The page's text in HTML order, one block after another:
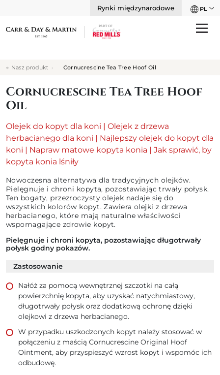
Rynki międzynarodowe PL
Nasz produkt Cornucrescine Tea Tree Hoof Oil
Cornucrescine Tea Tree Hoof
Oil
Olejek do kopyt dla koni | Olejek z drzewa
herbacianego dla koni | Najlepszy olejek do kopyt dla
koni | Napraw matowe kopyta konia | Jak sprawić, by
kopyta konia lśniły
Nowoczesna alternatywa dla tradycyjnych olejków.
Pielęgnuje i chroni kopyta, pozostawiając trwały połysk.
Ten bogaty, przezroczysty olejek nadaje się do
wszystkich kolorów kopyt. Zawiera olejki z drzewa
herbacianego, które mają naturalne właściwości
wspomagające zdrowie kopyt.
Pielęgnuje i chroni kopyta, pozostawiając długotrwały
połysk godny pokazów.
Zastosowanie
Nałóż za pomocą wewnętrznej szczotki na całą
powierzchnię kopyta, aby uzyskać natychmiastowy,
długotrwały połysk oraz dodatkową ochronę dzięki
olejkowi z drzewa herbacianego.
W przypadku uszkodzonych kopyt należy stosować w
połączeniu z maścią Cornucrescine Original Hoof
Ointment, aby przyspieszyć wzrost kopyt i wspomóc ich
odbudowę.